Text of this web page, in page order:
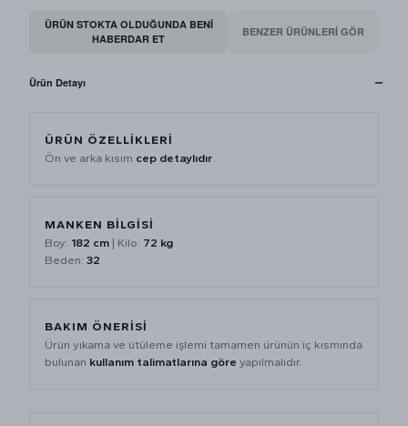
ÜRÜN STOKTA OLDUĞUNDA BENI
HABERDAR ET
BENZER ÜRÜNLERİ GÖR
Ürün Detayı
ÜRÜN ÖZELLİKLERİ
Ön ve arka kısım cep detaylıdır.
MANKEN BİLGİSİ
Boy: 182 cm | Kilo: 72 kg
Beden: 32
BAKIM ÖNERİSİ
Ürün yıkama ve ütüleme işlemi tamamen ürünün iç kısmında
bulunan kullanım talimatlarına göre yapılmalıdır.